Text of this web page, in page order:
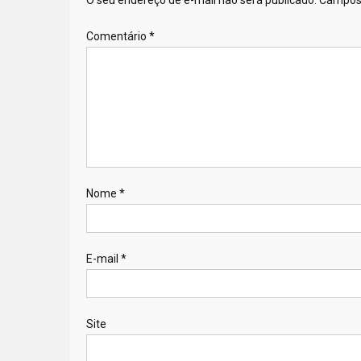
Comentário *
Nome *
E-mail *
Site